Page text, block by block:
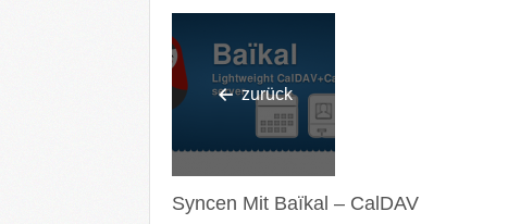
zurück
Syncen Mit Baïkal – CalDAV